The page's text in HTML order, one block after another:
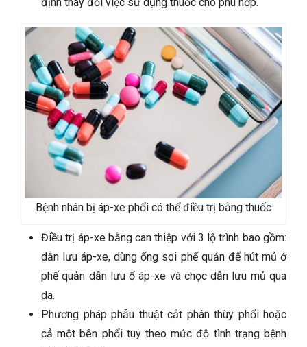
Bệnh nhân bị áp-xe phổi có thể điều trị bằng thuốc
Điều trị áp-xe bằng can thiệp với 3 lộ trình bao gồm:
dẫn lưu áp-xe, dùng ống soi phế quản để hút mủ ở
phế quản dẫn lưu ổ áp-xe và chọc dẫn lưu mủ qua
da.
Phương pháp phẫu thuật cắt phân thùy phổi hoặc
cả một bên phổi tuy theo mức độ tình trạng bệnh